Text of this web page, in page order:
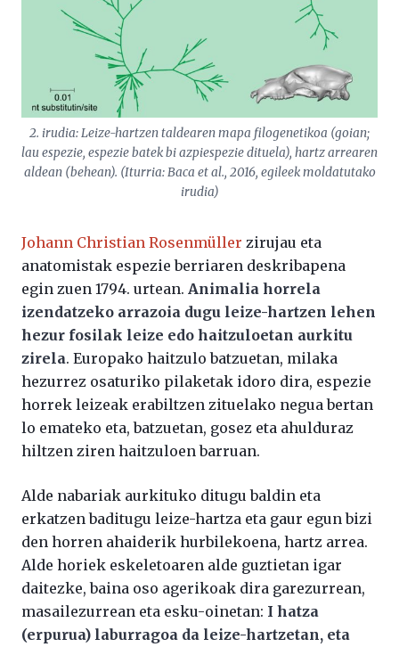
2. irudia: Leize-hartzen taldearen mapa filogenetikoa (goian;
lau espezie, espezie batek bi azpiespezie dituela), hartz arrearen
aldean (behean). (Iturria: Baca et al., 2016, egileek moldatutako
irudia)
Johann Christian Rosenmüller zirujau eta
anatomistak espezie berriaren deskribapena
egin zuen 1794. urtean. Animalia horrela
izendatzeko arrazoia dugu leize-hartzen lehen
hezur fosilak leize edo haitzuloetan aurkitu
zirela. Europako haitzulo batzuetan, milaka
hezurrez osaturiko pilaketak idoro dira, espezie
horrek leizeak erabiltzen zituelako negua bertan
lo emateko eta, batzuetan, gosez eta ahulduraz
hiltzen ziren haitzuloen barruan.
Alde nabariak aurkituko ditugu baldin eta
erkatzen baditugu leize-hartza eta gaur egun bizi
den horren ahaiderik hurbilekoena, hartz arrea.
Alde horiek eskeletoaren alde guztietan igar
daitezke, baina oso agerikoak dira garezurrean,
masailezurrean eta esku-oinetan: I hatza
(erpurua) laburragoa da leize-hartzetan, eta